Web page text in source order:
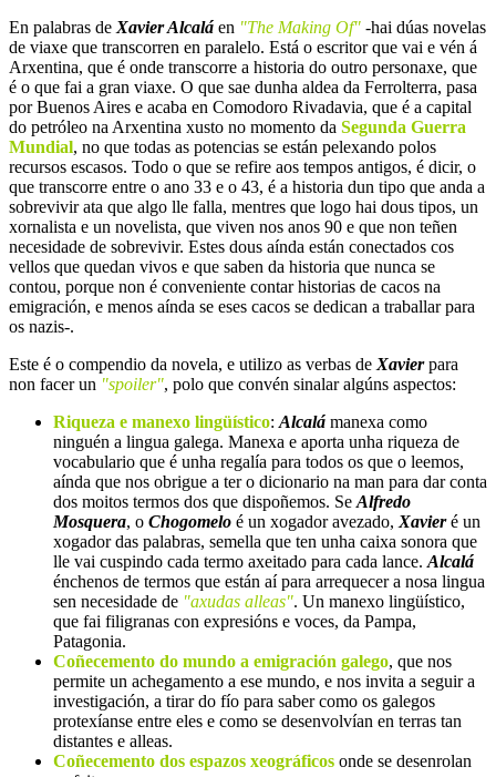
En palabras de Xavier Alcalá en "The Making Of" -hai dúas novelas
de viaxe que transcorren en paralelo. Está o escritor que vai e vén á
Arxentina, que é onde transcorre a historia do outro personaxe, que
é o que fai a gran viaxe. O que sae dunha aldea da Ferrolterra, pasa
por Buenos Aires e acaba en Comodoro Rivadavia, que é a capital
do petróleo na Arxentina xusto no momento da Segunda Guerra
Mundial, no que todas as potencias se están pelexando polos
recursos escasos. Todo o que se refire aos tempos antigos, é dicir, o
que transcorre entre o ano 33 e o 43, é a historia dun tipo que anda a
sobrevivir ata que algo lle falla, mentres que logo hai dous tipos, un
xornalista e un novelista, que viven nos anos 90 e que non teñen
necesidade de sobrevivir. Estes dous aínda están conectados cos
vellos que quedan vivos e que saben da historia que nunca se
contou, porque non é conveniente contar historias de cacos na
emigración, e menos aínda se eses cacos se dedican a traballar para
os nazis-.
Este é o compendio da novela, e utilizo as verbas de Xavierpara
non facer un "spoiler", polo que convén sinalar algúns aspectos:
Riqueza e manexo lingüístico: Alcalá manexa como
ninguén a lingua galega. Manexa e aporta unha riqueza de
vocabulario que é unha regalía para todos os que o leemos,
aínda que nos obrigue a ter o dicionario na man para dar conta
dos moitos termos dos que dispoñemos. Se Alfredo
Mosquera, o Chogomelo é un xogador avezado, Xavieré un
xogador das palabras, semella que ten unha caixa sonora que
lle vai cuspindo cada termo axeitado para cada lance. Alcalá
énchenos de termos que están aí para arrequecer a nosa lingua
sen necesidade de "axudas alleas". Un manexo lingüístico,
que fai filigranas con expresións e voces, da Pampa,
Patagonia.
Coñecemento do mundo a emigración galego, que nos
permite un achegamento a ese mundo, e nos invita a seguir a
investigación, a tirar do fío para saber como os galegos
protexíanse entre eles e como se desenvolvían en terras tan
distantes e alleas.
Coñecemento dos espazos xeográficos onde se desenrolan